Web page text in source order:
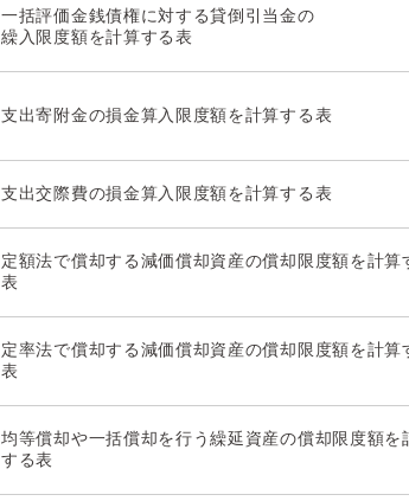
一括評価金銭債権に対する貸倒引当金の
繰入限度額を計算する表
支出寄附金の損金算入限度額を計算する表
支出交際費の損金算入限度額を計算する表
定額法で償却する減価償却資産の償却限度額を計算
表
定率法で償却する減価償却資産の償却限度額を計算
表
均等償却や一括償却を行う繰延資産の償却限度額を
する表